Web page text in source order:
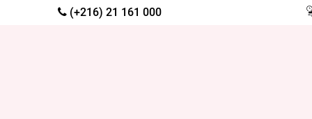
(+216) 21 161 000